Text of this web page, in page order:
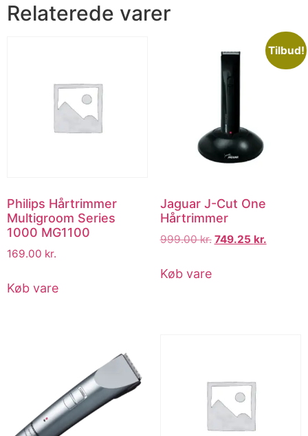
Relaterede varer
Philips Hårtrimmer
Multigroom Series
1000 MG1100
169.00 kr.
Køb vare
Tilbud!
Jaguar J-Cut One
Hårtrimmer
999.00kr. 749.25 kr.
Køb vare